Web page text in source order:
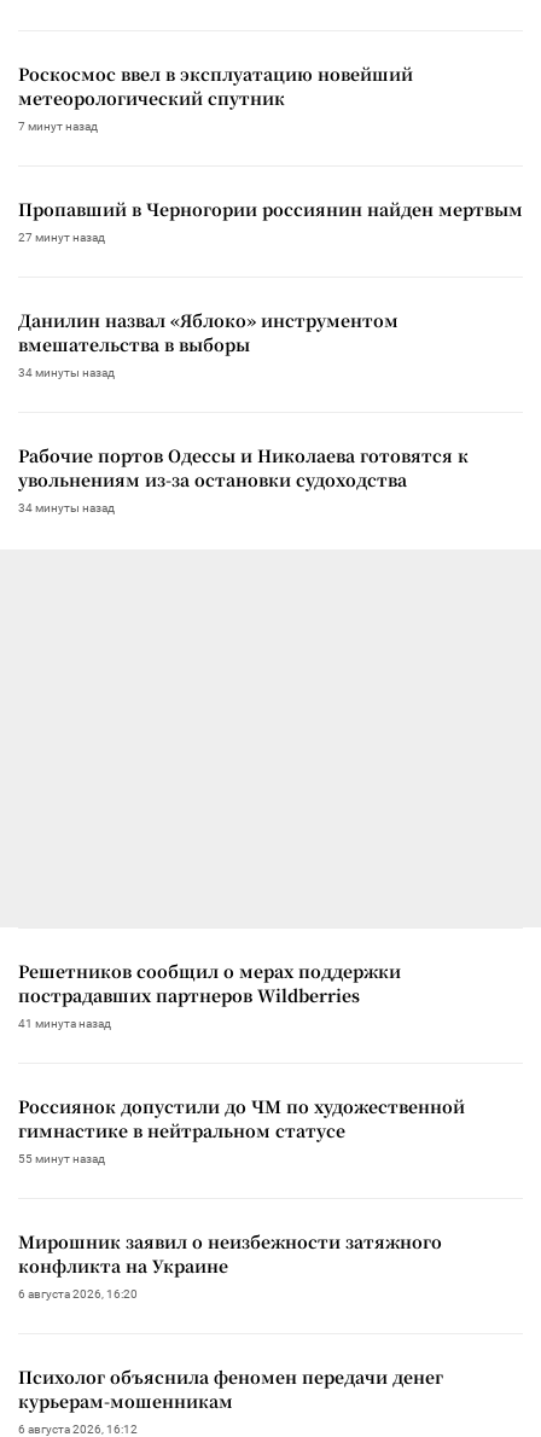
Роскосмос ввел в эксплуатацию новейший
метеорологический спутник
7 минут назад
Пропавший в Черногории россиянин найден мертвым
27 минут назад
Данилин назвал «Яблоко» инструментом
вмешательства в выборы
34 минуты назад
Рабочие портов Одессы и Николаева готовятся к
увольнениям из-за остановки судоходства
34 минуты назад
Решетников сообщил о мерах поддержки
пострадавших партнеров Wildberries
41 минута назад
Россиянок допустили до ЧМ по художественной
гимнастике в нейтральном статусе
55 минут назад
Мирошник заявил о неизбежности затяжного
конфликта на Украине
6 августа 2026, 16:20
Психолог объяснила феномен передачи денег
курьерам-мошенникам
6 августа 2026, 16:12